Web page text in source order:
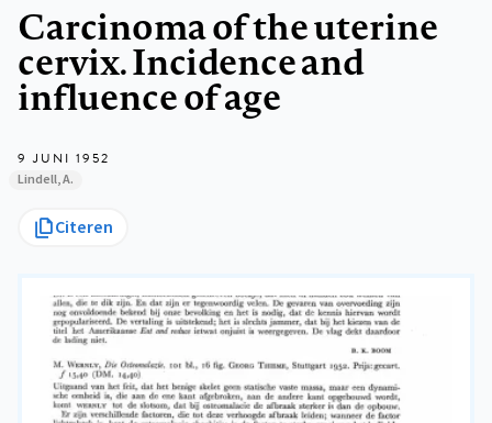
Carcinoma of the uterine
cervix. Incidence and
influence of age
9 JUNI 1952
Lindell, A.
Citeren